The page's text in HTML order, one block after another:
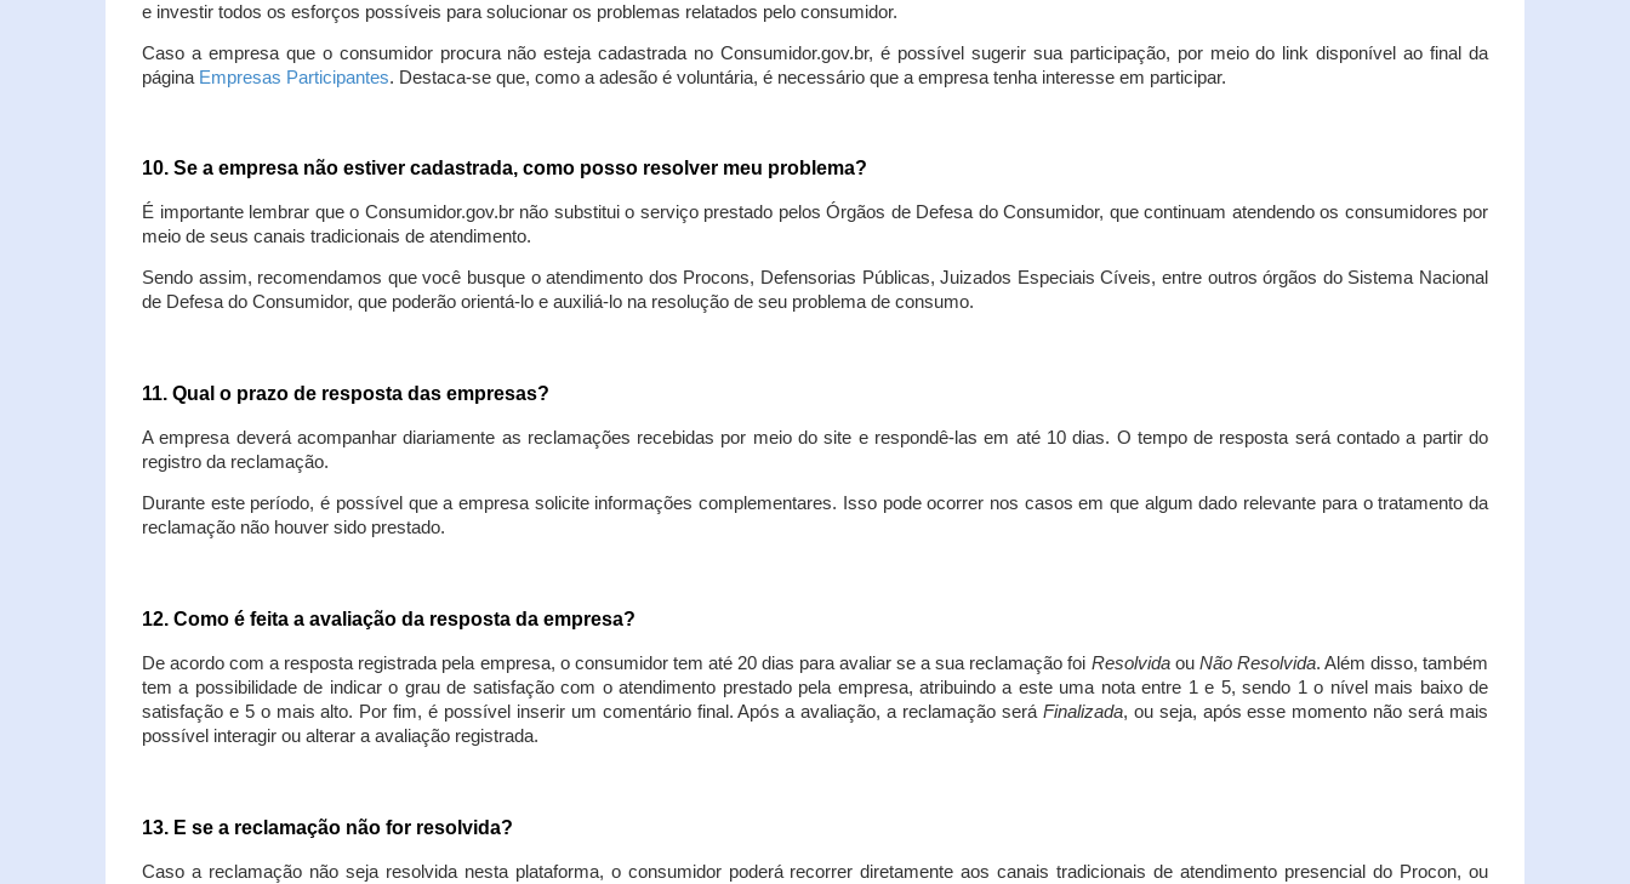
e investir todos os esforços possíveis para solucionar os problemas relatados pelo consumidor.
Caso a empresa que o consumidor procura não esteja cadastrada no Consumidor.gov.br, é possível sugerir sua participação, por meio do link disponível ao final da
página Empresas Participantes. Destaca-se que, como a adesão é voluntária, é necessário que a empresa tenha interesse em participar.
10. Se a empresa não estiver cadastrada, como posso resolver meu problema?
É importante lembrar que o Consumidor.gov.br não substitui o serviço prestado pelos Órgãos de Defesa do Consumidor, que continuam atendendo os consumidores por
meio de seus canais tradicionais de atendimento.
Sendo assim, recomendamos que você busque o atendimento dos Procons, Defensorias Públicas, Juizados Especiais Cíveis, entre outros órgãos do Sistema Nacional
de Defesa do Consumidor, que poderão orientá-lo e auxiliá-lo na resolução de seu problema de consumo.
11. Qual o prazo de resposta das empresas?
A empresa deverá acompanhar diariamente as reclamações recebidas por meio do site e respondê-las em até 10 dias. O tempo de resposta será contado a partir do
registro da reclamação.
Durante este período, é possível que a empresa solicite informações complementares. Isso pode ocorrer nos casos em que algum dado relevante para o tratamento da
reclamação não houver sido prestado.
12. Como é feita a avaliação da resposta da empresa?
De acordo com a resposta registrada pela empresa, o consumidor tem até 20 dias para avaliar se a sua reclamação foi Resolvidaou Não Resolvida. Além disso, também
tem a possibilidade de indicar o grau de satisfação com o atendimento prestado pela empresa, atribuindo a este uma nota entre 1 e 5, sendo 1 o nível mais baixo de
satisfação e 5 o mais alto. Por fim, é possível inserir um comentário final. Após a avaliação, a reclamação será Finalizada, ou seja, após esse momento não será mais
possível interagir ou alterar a avaliação registrada.
13. E se a reclamação não for resolvida?
Caso a reclamação não seja resolvida nesta plataforma, o consumidor poderá recorrer diretamente aos canais tradicionais de atendimento presencial do Procon, ou